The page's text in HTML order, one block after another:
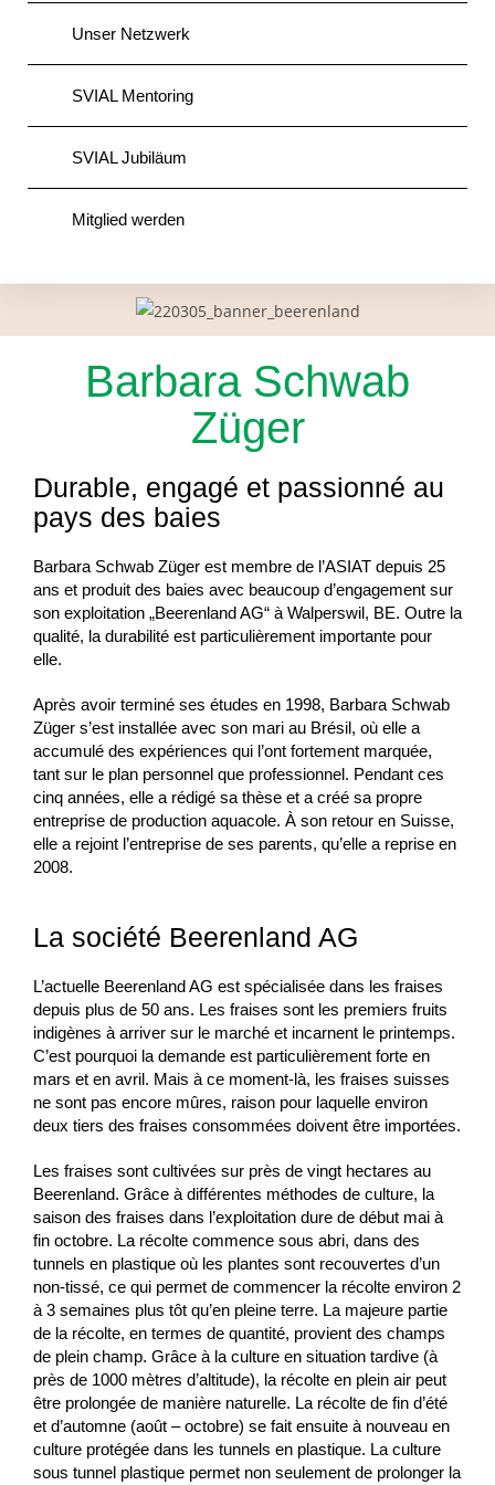
Unser Netzwerk
SVIAL Mentoring
SVIAL Jubiläum
Mitglied werden
Barbara Schwab
Züger
Durable, engagé et passionné au
pays des baies
Barbara Schwab Züger est membre de l’ASIAT depuis 25
ans et produit des baies avec beaucoup d’engagement sur
son exploitation „Beerenland AG“ à Walperswil, BE. Outre la
qualité, la durabilité est particulièrement importante pour
elle.
Après avoir terminé ses études en 1998, Barbara Schwab
Züger s’est installée avec son mari au Brésil, où elle a
accumulé des expériences qui l’ont fortement marquée,
tant sur le plan personnel que professionnel. Pendant ces
cinq années, elle a rédigé sa thèse et a créé sa propre
entreprise de production aquacole. À son retour en Suisse,
elle a rejoint l’entreprise de ses parents, qu’elle a reprise en
2008.
La société Beerenland AG
L’actuelle Beerenland AG est spécialisée dans les fraises
depuis plus de 50 ans. Les fraises sont les premiers fruits
indigènes à arriver sur le marché et incarnent le printemps.
C’est pourquoi la demande est particulièrement forte en
mars et en avril. Mais à ce moment-là, les fraises suisses
ne sont pas encore mûres, raison pour laquelle environ
deux tiers des fraises consommées doivent être importées.
Les fraises sont cultivées sur près de vingt hectares au
Beerenland. Grâce à différentes méthodes de culture, la
saison des fraises dans l’exploitation dure de début mai à
fin octobre. La récolte commence sous abri, dans des
tunnels en plastique où les plantes sont recouvertes d’un
non-tissé, ce qui permet de commencer la récolte environ 2
à 3 semaines plus tôt qu’en pleine terre. La majeure partie
de la récolte, en termes de quantité, provient des champs
de plein champ. Grâce à la culture en situation tardive (à
près de 1000 mètres d’altitude), la récolte en plein air peut
être prolongée de manière naturelle. La récolte de fin d’été
et d’automne (août – octobre) se fait ensuite à nouveau en
culture protégée dans les tunnels en plastique. La culture
sous tunnel plastique permet non seulement de prolonger la